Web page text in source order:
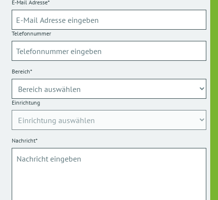
E-Mail Adresse*
Telefonnummer
Bereich*
Einrichtung
Nachricht*